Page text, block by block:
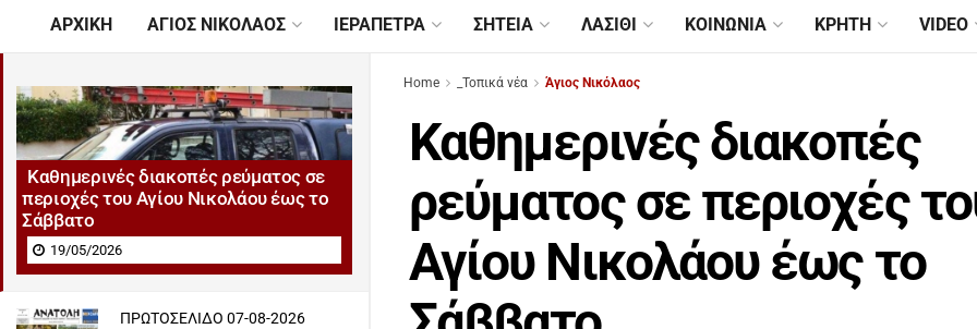
Καθημερινές διακοπές ρεύματος σε
περιοχές του Αγίου Νικολάου έως το
Σάββατο
19/05/2026
ΠΡΩΤΟΣΕΛΙΔΟ 07-08-2026
ΑΡΧΙΚΉ ΆΓΙΟΣ ΝΙΚΌΛΑΟΣ ΙΕΡΆΠΕΤΡΑ ΣΗΤΕΊΑ ΛΑΣΊΘΙ ΚΟΙΝΩΝΊΑ ΚΡΉΤΗ VIDEO
Home _Τοπικά νέα Άγιος Νικόλαος
Καθημερινές διακοπές
ρεύματος σε περιοχές
Αγίου Νικολάου έως το